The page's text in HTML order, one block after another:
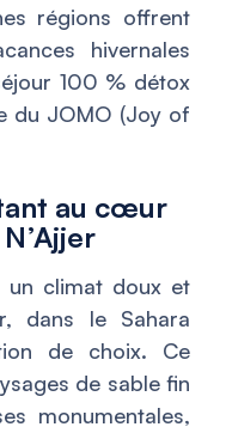
régions offrent
hivernales
100 % détox
du JOMO (Joy of
au cœur
un climat doux et
dans le Sahara
de choix. Ce
de sable fin
monumentales,